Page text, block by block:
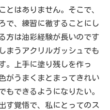
とはありません。そこで、
で、練習に徹することにし
方は油彩経験が長いのです
まうアクリルガッシュでも
。上手に塗り残しを作っ
がうまくまとまってきれい
もできるようになりたい。
す覚悟で、私にとってのス